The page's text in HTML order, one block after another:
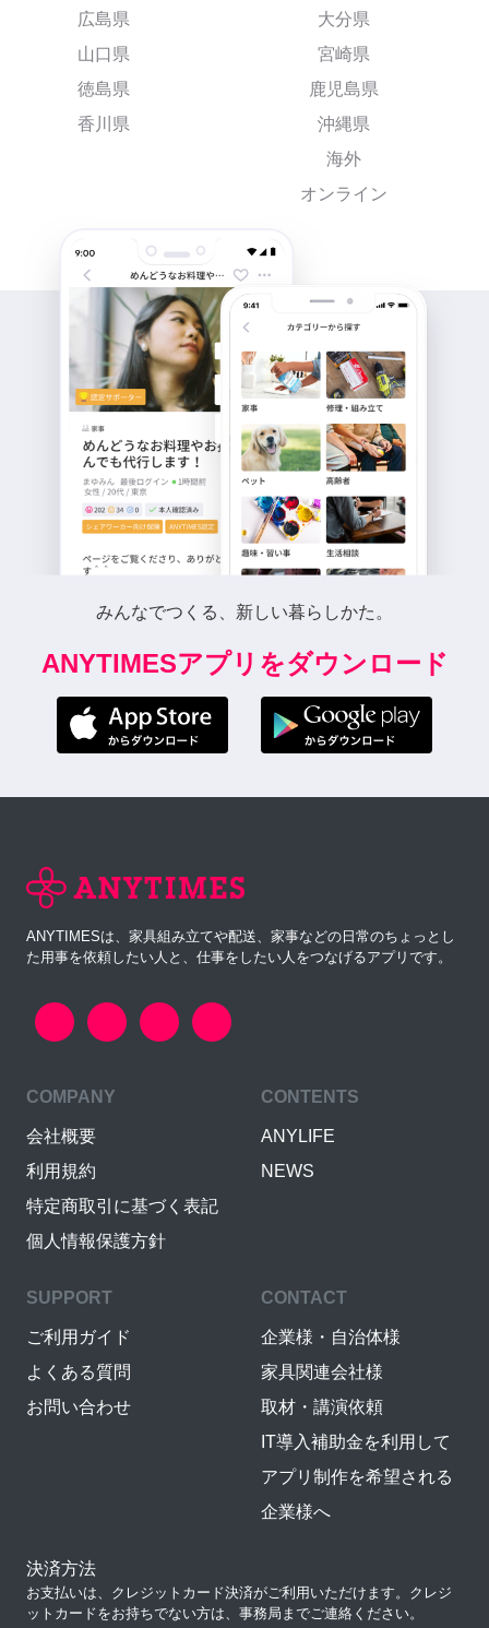
広島県
山口県
徳島県
香川県
大分県
宮崎県
鹿児島県
沖縄県
海外
オンライン
みんなでつくる、新しい暮らしかた。
ANYTIMESアプリをダウンロード
ANYTIMESは、家具組み立てや配送、家事などの日常のちょっとし
た用事を依頼したい人と、仕事をしたい人をつなげるアプリです。
COMPANY
会社概要
利用規約
特定商取引に基づく表記
個人情報保護方針
CONTENTS
ANYLIFE
NEWS
SUPPORT
ご利用ガイド
よくある質問
お問い合わせ
CONTACT
企業様・自治体様
家具関連会社様
取材・講演依頼
IT導入補助金を利用して
アプリ制作を希望される
企業様へ
決済方法
お支払いは、クレジットカード決済がご利用いただけます。クレジ
ットカードをお持ちでない方は、事務局までご連絡ください。